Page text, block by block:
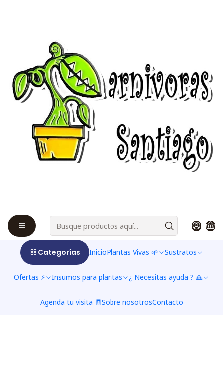
Categorías InicioPlantas Vivas 🌱 Sustratos
Ofertas ⚡ Insumos para plantas ¿ Necesitas ayuda ? 🙏
Agenda tu visita 🧾Sobre nosotrosContacto